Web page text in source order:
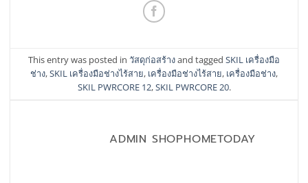
This entry was posted in วัสดุก่อสร้างand tagged SKIL เครื่องมือ
ช่าง,SKIL เครื่องมือช่างไร้สาย, เครื่องมือช่างไร้สาย, เครื่องมือช่าง,
SKIL PWRCORE 12,SKIL PWRCORE 20.
ADMIN SHOPHOMETODAY